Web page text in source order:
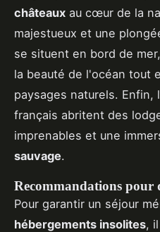
châteaux au cœur de la
majestueux et une
se situent en bord de
la beauté de l'océan tout
paysages naturels. Enfin,
français abritent des
imprenables et une
sauvage.
Recommandations pour
Pour garantir un séjour
hébergements insolites,